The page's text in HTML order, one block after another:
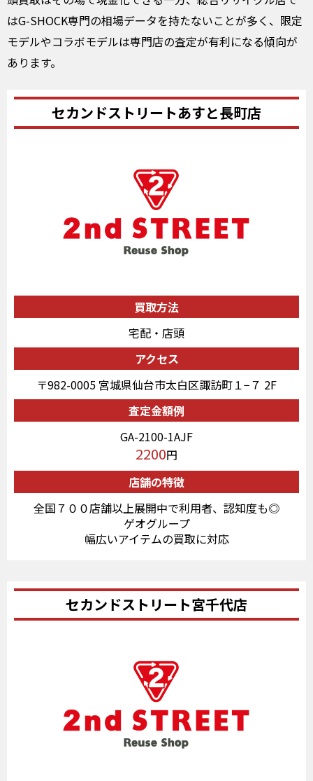
はG-SHOCK専門の相場データを持たないことが多く、限定
モデルやコラボモデルは専門店の査定が有利になる傾向が
あります。
セカンドストリートあすと長町店
買取方法
宅配・店頭
アクセス
〒982-0005 宮城県仙台市太白区諏訪町１−７ 2F
査定金額例
GA-2100-1AJF
2200円
店舗の特徴
全国７００店舗以上展開中で利用者、認知度も◎
ゲオグループ
幅広いアイテムの買取に対応
セカンドストリート宮千代店